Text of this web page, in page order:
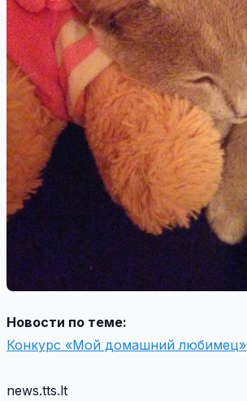
Новости по теме:
Конкурс «Мой домашний любимец»
news.tts.lt